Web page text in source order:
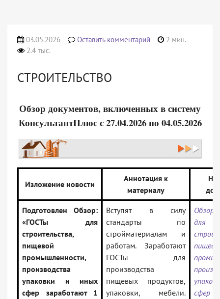
03.05.2026 Оставить комментарий
2 мин.
2.4 тыс.
СТРОИТЕЛЬСТВО
Обзор документов, включенных в систему
КонсультантПлюс с 27.04.2026 по 04.05.2026
Изложение новости
Аннотация к
материалу
Подготовлен Обзор:
«ГОСТы для
строительства,
пищевой
промышленности,
производства
упаковки и иных
сфер заработают 1
Вступят в силу
стандарты по
стройматериалам и
работам. Заработают
ГОСТы для
производства
пищевых продуктов,
упаковки, мебели.
Обзор:
для
сфер